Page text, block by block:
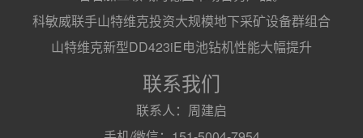
科敏威联手山特维克投资大规模地下采矿设备群组合
山特维克新型DD423iE电池钻机性能大幅提升
联系我们
联系人：周建启